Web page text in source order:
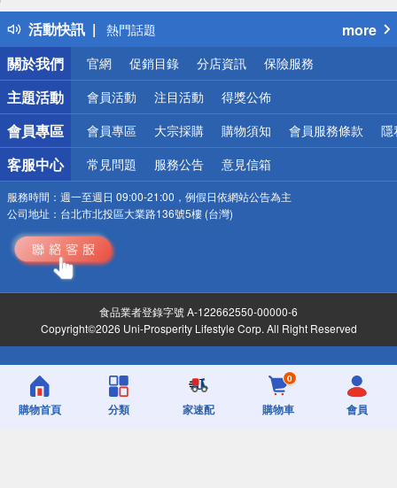
活動快訊
得獎公告
熱門話題
銀行優惠
偏遠地區配送
詐騙網頁！請小心！
more
關於我們
官網 促銷目錄 分店資訊 保險服務
主題活動 會員活動 注目活動 得獎公佈
會員專區 會員專區 大宗採購 購物須知 會員服務條款 隱
客服中心 常見問題 服務公告 意見信箱
服務時間： 週一至週日 09:00-21:00，例假日依網站公告為主
公司地址： 台北市北投區大業路136號5樓 (台灣)
食品業者登錄字號 A-122662550-00000-6
Copyright©2026 Uni-Prosperity Lifestyle Corp. All Right Reserved
購物首頁 分類 家速配
0
購物車 會員